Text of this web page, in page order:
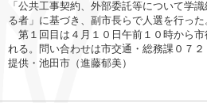
「公共工事契約、外部委託等について学
る者」に基づき、副市長らで人選を行った
第１回目は４月１０日午前１０時から
れる。問い合わせは市交通・総務課０７
提供・池田市（進藤郁美）